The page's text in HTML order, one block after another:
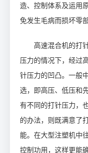
造、控制体系及运用
免发生毛病而损坏零
高速混合机的打
压力的情况下，经过
针压力的凹凸。一般
选，即高压、低压和
有不同的打针压力，
的办法，则既满意了
能。在大型注塑机中
控制功用，这样更能